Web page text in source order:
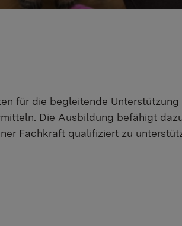
für die begleitende
Die Ausbildung befähigt
Fachkraft qualifiziert zu